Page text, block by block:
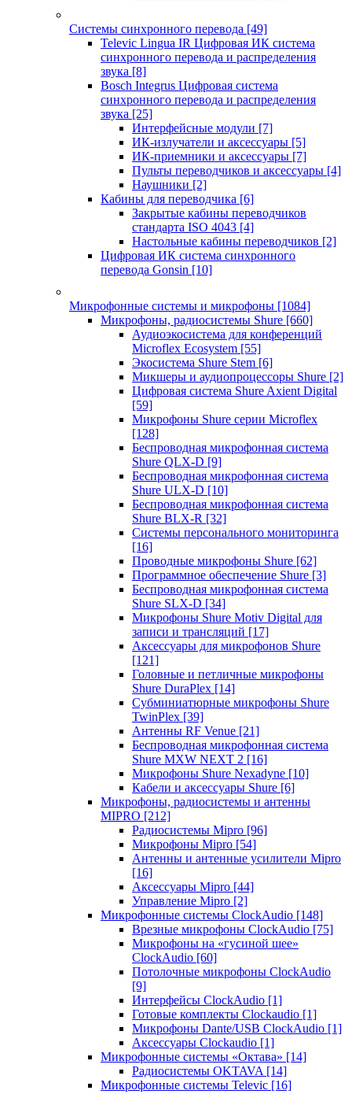
Системы синхронного перевода [49]
Televic Lingua IR Цифровая ИК система
синхронного перевода и распределения
звука [8]
Bosch Integrus Цифровая система
синхронного перевода и распределения
звука [25]
Интерфейсные модули [7]
ИК-излучатели и аксессуары [5]
ИК-приемники и аксессуары [7]
Пульты переводчиков и аксессуары [4]
Наушники [2]
Кабины для переводчика [6]
Закрытые кабины переводчиков
стандарта ISO 4043 [4]
Настольные кабины переводчиков [2]
Цифровая ИК система синхронного
перевода Gonsin [10]
Микрофонные системы и микрофоны [1084]
Микрофоны, радиосистемы Shure [660]
Аудиоэкосистема для конференций
Microflex Ecosystem [55]
Экосистема Shure Stem [6]
Микшеры и аудиопроцессоры Shure [2]
Цифровая система Shure Axient Digital
[59]
Микрофоны Shure серии Microflex
[128]
Беспроводная микрофонная система
Shure QLX-D [9]
Беспроводная микрофонная система
Shure ULX-D [10]
Беспроводная микрофонная система
Shure BLX-R [32]
Системы персонального мониторинга
[16]
Проводные микрофоны Shure [62]
Программное обеспечение Shure [3]
Беспроводная микрофонная система
Shure SLX-D [34]
Микрофоны Shure Motiv Digital для
записи и трансляций [17]
Аксессуары для микрофонов Shure
[121]
Головные и петличные микрофоны
Shure DuraPlex [14]
Субминиатюрные микрофоны Shure
TwinPlex [39]
Антенны RF Venue [21]
Беспроводная микрофонная система
Shure MXW NEXT 2 [16]
Микрофоны Shure Nexadyne [10]
Кабели и аксессуары Shure [6]
Микрофоны, радиосистемы и антенны
MIPRO [212]
Радиосистемы Mipro [96]
Микрофоны Mipro [54]
Антенны и антенные усилители Mipro
[16]
Аксессуары Mipro [44]
Управление Mipro [2]
Микрофонные системы ClockAudio [148]
Врезные микрофоны ClockAudio [75]
Микрофоны на «гусиной шее»
ClockAudio [60]
Потолочные микрофоны ClockAudio
[9]
Интерфейсы ClockAudio [1]
Готовые комплекты Clockaudio [1]
Микрофоны Dante/USB ClockAudio [1]
Аксессуары Clockaudio [1]
Микрофонные системы «Октава» [14]
Радиосистемы OKTAVA [14]
Микрофонные системы Televic [16]